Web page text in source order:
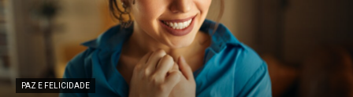
PAZ E FELICIDADE